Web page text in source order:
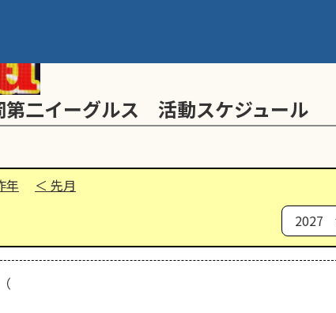
第二イーグルス 活動スケジュール
年 先月